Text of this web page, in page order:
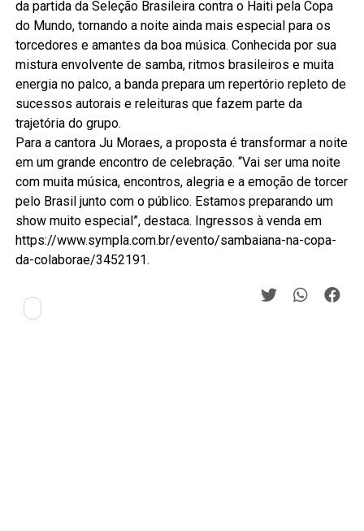
da partida da Seleção Brasileira contra o Haiti pela Copa
do Mundo, tornando a noite ainda mais especial para os
torcedores e amantes da boa música. Conhecida por sua
mistura envolvente de samba, ritmos brasileiros e muita
energia no palco, a banda prepara um repertório repleto de
sucessos autorais e releituras que fazem parte da
trajetória do grupo.
Para a cantora Ju Moraes, a proposta é transformar a noite
em um grande encontro de celebração. “Vai ser uma noite
com muita música, encontros, alegria e a emoção de torcer
pelo Brasil junto com o público. Estamos preparando um
show muito especial”, destaca. Ingressos à venda em
https://www.sympla.com.br/evento/sambaiana-na-copa-
da-colaborae/3452191.